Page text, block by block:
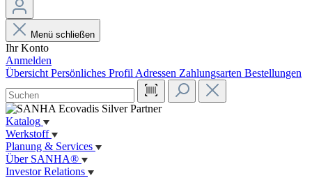
Menü schließen
Ihr Konto
Anmelden
Übersicht Persönliches Profil Adressen Zahlungsarten Bestellungen
Katalog
Werkstoff
Planung & Services
Über SANHA®
Investor Relations